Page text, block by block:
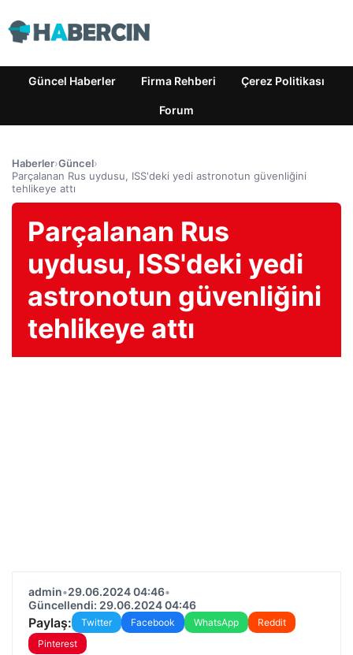
Güncel Haberler Firma Rehberi Çerez Politikası
Forum
Haberler›Güncel›
Parçalanan Rus uydusu, ISS'deki yedi astronotun güvenliğini
tehlikeye attı
Parçalanan Rus
uydusu, ISS'deki yedi
astronotun güvenliğini
tehlikeye attı
admin•29.06.2024 04:46•
Güncellendi: 29.06.2024 04:46
Paylaş: Twitter Facebook WhatsApp
Reddit
Pinterest